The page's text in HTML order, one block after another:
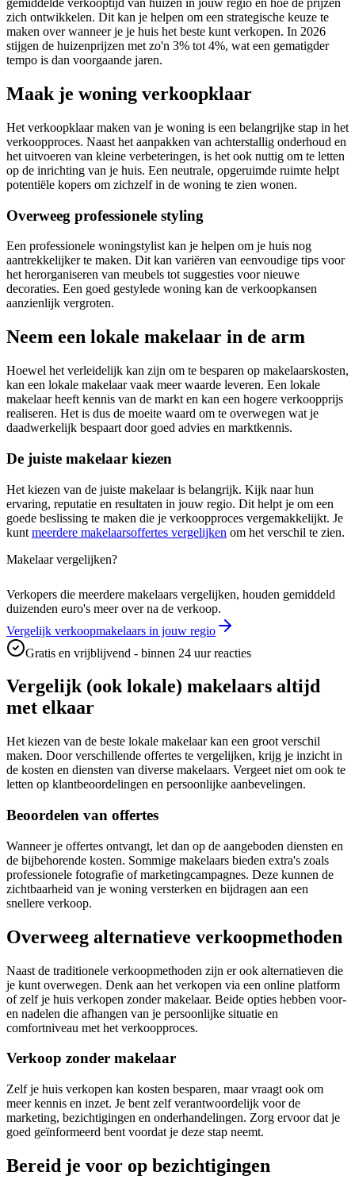
gemiddelde verkooptijd van huizen in jouw regio en hoe de prijzen
zich ontwikkelen. Dit kan je helpen om een strategische keuze te
maken over wanneer je je huis het beste kunt verkopen. In 2026
stijgen de huizenprijzen met zo'n 3% tot 4%, wat een gematigder
tempo is dan voorgaande jaren.
Maak je woning verkoopklaar
Het verkoopklaar maken van je woning is een belangrijke stap in het
verkoopproces. Naast het aanpakken van achterstallig onderhoud en
het uitvoeren van kleine verbeteringen, is het ook nuttig om te letten
op de inrichting van je huis. Een neutrale, opgeruimde ruimte helpt
potentiële kopers om zichzelf in de woning te zien wonen.
Overweeg professionele styling
Een professionele woningstylist kan je helpen om je huis nog
aantrekkelijker te maken. Dit kan variëren van eenvoudige tips voor
het herorganiseren van meubels tot suggesties voor nieuwe
decoraties. Een goed gestylede woning kan de verkoopkansen
aanzienlijk vergroten.
Neem een lokale makelaar in de arm
Hoewel het verleidelijk kan zijn om te besparen op makelaarskosten,
kan een lokale makelaar vaak meer waarde leveren. Een lokale
makelaar heeft kennis van de markt en kan een hogere verkoopprijs
realiseren. Het is dus de moeite waard om te overwegen wat je
daadwerkelijk bespaart door goed advies en marktkennis.
De juiste makelaar kiezen
Het kiezen van de juiste makelaar is belangrijk. Kijk naar hun
ervaring, reputatie en resultaten in jouw regio. Dit helpt je om een
goede beslissing te maken die je verkoopproces vergemakkelijkt. Je
kunt meerdere makelaarsoffertes vergelijken om het verschil te zien.
Makelaar vergelijken?
Verkopers die meerdere makelaars vergelijken, houden gemiddeld
duizenden euro's meer over na de verkoop.
Vergelijk verkoopmakelaars in jouw regio
Gratis en vrijblijvend - binnen 24 uur reacties
Vergelijk (ook lokale) makelaars altijd
met elkaar
Het kiezen van de beste lokale makelaar kan een groot verschil
maken. Door verschillende offertes te vergelijken, krijg je inzicht in
de kosten en diensten van diverse makelaars. Vergeet niet om ook te
letten op klantbeoordelingen en persoonlijke aanbevelingen.
Beoordelen van offertes
Wanneer je offertes ontvangt, let dan op de aangeboden diensten en
de bijbehorende kosten. Sommige makelaars bieden extra's zoals
professionele fotografie of marketingcampagnes. Deze kunnen de
zichtbaarheid van je woning versterken en bijdragen aan een
snellere verkoop.
Overweeg alternatieve verkoopmethoden
Naast de traditionele verkoopmethoden zijn er ook alternatieven die
je kunt overwegen. Denk aan het verkopen via een online platform
of zelf je huis verkopen zonder makelaar. Beide opties hebben voor-
en nadelen die afhangen van je persoonlijke situatie en
comfortniveau met het verkoopproces.
Verkoop zonder makelaar
Zelf je huis verkopen kan kosten besparen, maar vraagt ook om
meer kennis en inzet. Je bent zelf verantwoordelijk voor de
marketing, bezichtigingen en onderhandelingen. Zorg ervoor dat je
goed geïnformeerd bent voordat je deze stap neemt.
Bereid je voor op bezichtigingen